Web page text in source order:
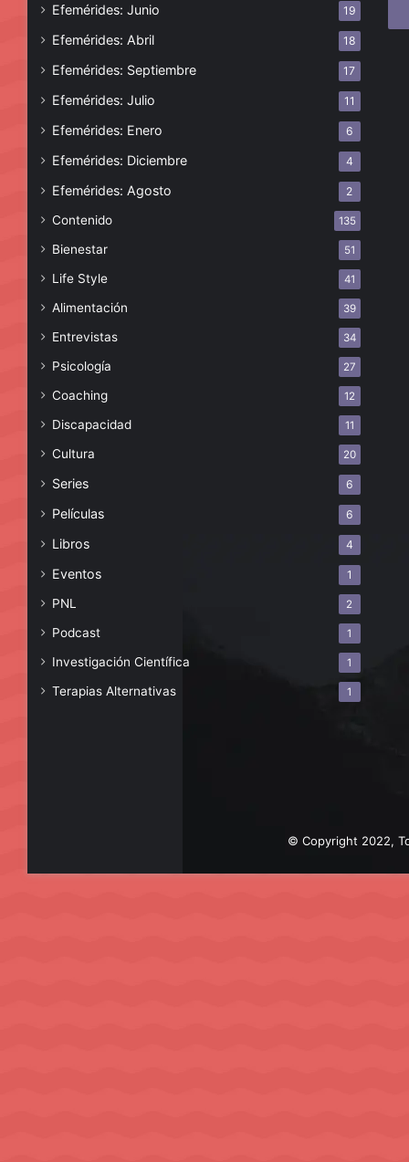
Efemérides: Junio 19
Efemérides: Abril 18
Efemérides: Septiembre 17
Efemérides: Julio 11
Efemérides: Enero 6
Efemérides: Diciembre 4
Efemérides: Agosto 2
Contenido 135
Bienestar 51
Life Style 41
Alimentación 39
Entrevistas 34
Psicología 27
Coaching 12
Discapacidad 11
Cultura 20
Series 6
Películas 6
Libros 4
Eventos 1
PNL 2
Podcast 1
Investigación Científica 1
Terapias Alternativas 1
© Copyright 2022,